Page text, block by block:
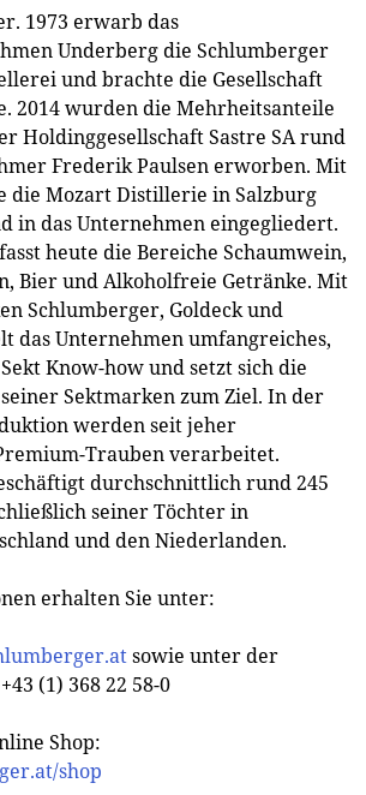
1973 erwarb das
Underberg die Schlumberger
und brachte die Gesellschaft
2014 wurden die Mehrheitsanteile
Holdinggesellschaft Sastre SA rund
Frederik Paulsen erworben. Mit
die Mozart Distillerie in Salzburg
in das Unternehmen eingegliedert.
heute die Bereiche Schaumwein,
Bier und Alkoholfreie Getränke. Mit
Schlumberger, Goldeck und
das Unternehmen umfangreiches,
Know-how und setzt sich die
Sektmarken zum Ziel. In der
werden seit jeher
Trauben verarbeitet.
durchschnittlich rund 245
seiner Töchter in
und den Niederlanden.
erhalten Sie unter:
sowie unter der
(1) 368 22 58-0
Shop:
shop